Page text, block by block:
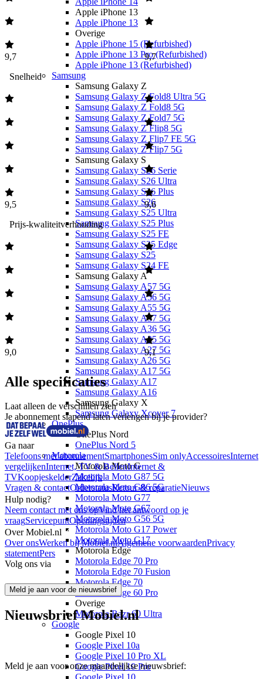
Apple iPhone 13
Apple iPhone 13
Overige
Apple iPhone 15 (Refurbished)
Apple iPhone 13 Pro (Refurbished)
Apple iPhone 13 (Refurbished)
Samsung
Samsung Galaxy Z
Samsung Galaxy Z Fold8 Ultra 5G
Samsung Galaxy Z Fold8 5G
Samsung Galaxy Z Fold7 5G
Samsung Galaxy Z Flip8 5G
Samsung Galaxy Z Flip7 FE 5G
Samsung Galaxy Z Flip7 5G
Samsung Galaxy S
Samsung Galaxy S26 Serie
Samsung Galaxy S26 Ultra
Samsung Galaxy S26 Plus
Samsung Galaxy S26
Samsung Galaxy S25 Ultra
Samsung Galaxy S25 Plus
Samsung Galaxy S25 FE
Samsung Galaxy S25 Edge
Samsung Galaxy S25
Samsung Galaxy S24 FE
Samsung Galaxy A
Samsung Galaxy A57 5G
Samsung Galaxy A56 5G
Samsung Galaxy A55 5G
Samsung Galaxy A37 5G
Samsung Galaxy A36 5G
Samsung Galaxy A35 5G
Samsung Galaxy A27 5G
Samsung Galaxy A26 5G
Samsung Galaxy A17 5G
Samsung Galaxy A17
Samsung Galaxy A16
Samsung Galaxy X
Samsung Galaxy Xcover 7
OnePlus
OnePlus Nord
OnePlus Nord 5
Motorola
Motorola Moto G
Motorola Moto G87 5G
Motorola Moto G86 5G
Motorola Moto G77
Motorola Moto G67
Motorola Moto G56 5G
Motorola Moto G17 Power
Motorola Moto G17
Motorola Edge
Motorola Edge 70 Pro
Motorola Edge 70 Fusion
Motorola Edge 70
Motorola Edge 60 Pro
Overige
Motorola Razr 60 Ultra
Google
Google Pixel 10
Google Pixel 10a
Google Pixel 10 Pro XL
Google Pixel 10 Pro
Google Pixel 10
9,7
9,7
Snelheid
9,5
9,6
Prijs-kwaliteitverhouding
9,0 9,1
Alle specificaties
Laat alleen de verschillen zien
Je abonnement slapend laten verlengen bij je provider?
Ga naar
Telefoons met abonnementSmartphonesSim onlyAccessoiresInternet
vergelijkenInternet, TV & BellenInternet &
TVKoopjeskelderZakelijk
Vragen & contactOrderstatusRetour & reparatieNieuws
Hulp nodig?
Neem contact met ons opVind het antwoord op je
vraagServicepuntOpeningstijden
Over Mobiel.nl
Over onsWerken bij Mobiel.nlAlgemene voorwaardenPrivacy
statementPers
Volg ons via
Meld je aan voor de nieuwsbrief
Nieuwsbrief Mobiel.nl
Meld je aan voor onze maandelijkse nieuwsbrief: